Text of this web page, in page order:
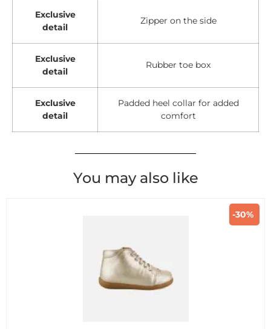
Exclusive
detail
Zipper on the side
Exclusive
detail
Rubber toe box
Exclusive
detail
Padded heel collar for added
comfort
You may also like
-30%